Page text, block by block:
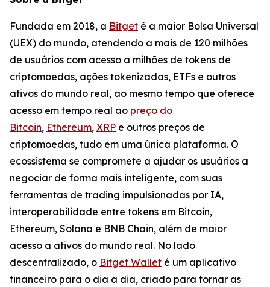
Fundada em 2018, a Bitget é a maior Bolsa Universal
(UEX) do mundo, atendendo a mais de 120 milhões
de usuários com acesso a milhões de tokens de
criptomoedas, ações tokenizadas, ETFs e outros
ativos do mundo real, ao mesmo tempo que oferece
acesso em tempo real ao preço do
Bitcoin, Ethereum, XRP e outros preços de
criptomoedas, tudo em uma única plataforma. O
ecossistema se compromete a ajudar os usuários a
negociar de forma mais inteligente, com suas
ferramentas de trading impulsionadas por IA,
interoperabilidade entre tokens em Bitcoin,
Ethereum, Solana e BNB Chain, além de maior
acesso a ativos do mundo real. No lado
descentralizado, o Bitget Wallet é um aplicativo
financeiro para o dia a dia, criado para tornar as